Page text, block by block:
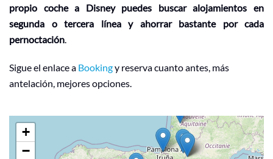
propio coche a Disney puedes buscar alojamientos en
segunda o tercera línea y ahorrar bastante por cada
pernoctación.
Sigue el enlace a Bookingy reserva cuanto antes, más
antelación, mejores opciones.
+
−